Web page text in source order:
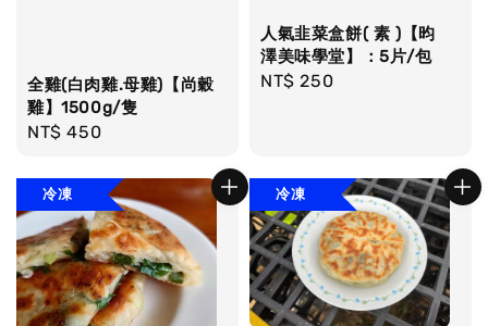
全雞(白肉雞.母雞)【尚穀
雞】1500g/隻
Regular
NT$ 450
人氣韭菜盒餅( 素 )【昀
澤美味學堂】：5片/包
Regular
NT$ 250
冷凍 冷凍